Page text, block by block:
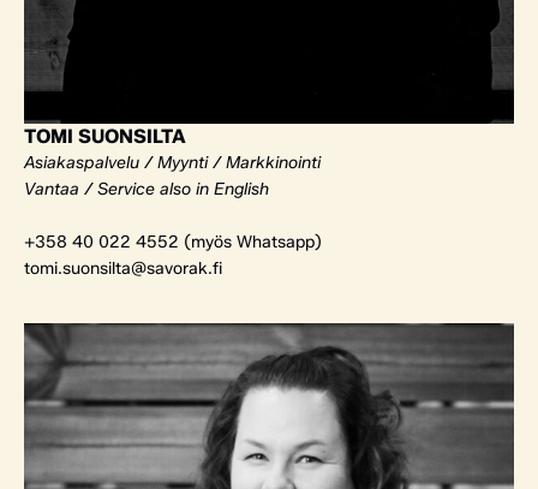
TOMI SUONSILTA
Asiakaspalvelu / Myynti / Markkinointi
Vantaa / Service also in English
+358 40 022 4552 (myös Whatsapp)
tomi.suonsilta@savorak.fi